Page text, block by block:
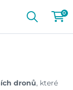
0
dronů, které